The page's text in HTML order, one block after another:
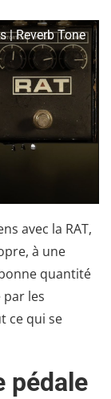
| Reverb Tone
avec la RAT,
à une
quantité
les
ce qui se
pédale